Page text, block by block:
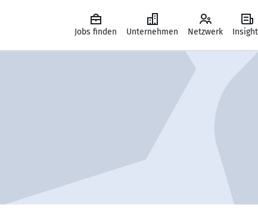
Jobs finden Unternehmen Netzwerk